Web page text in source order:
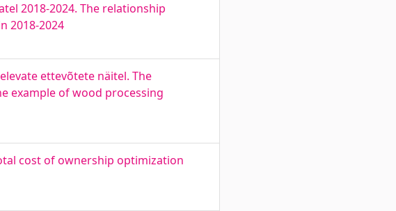
2018-2024. The relationship
2018-2024
ettevõtete näitel. The
example of wood processing
cost of ownership optimization